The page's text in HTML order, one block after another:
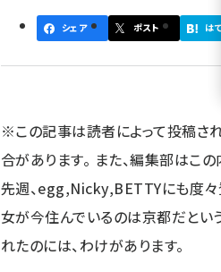
シェア ポスト はて
※この記事は読者によって投稿さ
合があります。 また、編集部はこ
先週、egg,Nicky,BETTYにも度々
女が今住んでいるのは京都だとい
れたのには、わけがあります。